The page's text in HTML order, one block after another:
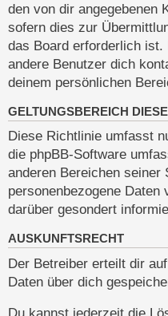
den von dir angegebenen
sofern dies zur
das Board erforderlich ist.
andere Benutzer dich
deinem persönlichen
GELTUNGSBEREICH
Diese Richtlinie umfasst
die phpBB-Software
anderen Bereichen seiner
personenbezogene
darüber gesondert
AUSKUNFTSRECHT
Der Betreiber erteilt dir
Daten über dich